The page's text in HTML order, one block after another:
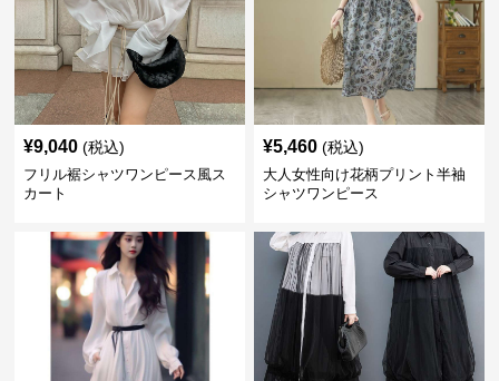
¥9,040 (税込)
フリル裾シャツワンピース風ス
カート
¥5,460 (税込)
大人女性向け花柄プリント半袖
シャツワンピース